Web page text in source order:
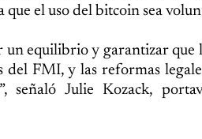
el uso del bitcoin sea
un equilibrio y garantizar que
del FMI, y las reformas
señaló Julie Kozack,